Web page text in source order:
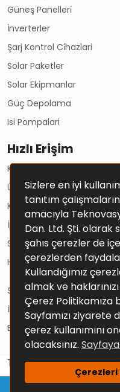
Sizlere en iyi
tanıtım
amacıyla
Dan. Ltd. Şti. olarak
şahıs çerezler de
çerezlerden
Kullandığımız
almak ve
Çerez Politikamıza
Sayfamızı ziyarete
çerez kullanımını
olacaksınız.
Çerezleri
Güneş Panelleri̇
İnverterler
Şarj Kontrol Ci̇hazlari
Solar Paketler
Solar Eki̇pmanlar
Güç Depolama
Isi Pompalari
Hızlı Erişim
Kullanım Koşulları
Üyelik Sözleşmesi
Kişisel Verilerin Korunması
İptal Ve İade Şartları
Solar Sistemler
Hesap Bilgileri
Sepetim
İletişim
Blog
Tüm Hakları Saklıdır.